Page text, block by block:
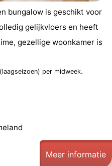
bungalow is geschikt voor
gelijkvloers en heeft
gezellige woonkamer is
(laagseizoen) per midweek.
Meer informatie